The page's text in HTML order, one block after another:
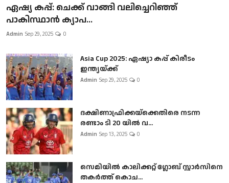
ഏഷ്യ കപ്പ്: ചെക്ക് വാങ്ങി വലിച്ചെറിഞ്ഞ്
പാകിസ്ഥാൻ ക്യാപ...
Admin Sep 29, 2025 0
Asia Cup 2025: ഏഷ്യാ കപ്പ് കിരീടം
ഇന്ത്യയ്ക്ക്
Admin Sep 29, 2025 0
ദക്ഷിണാഫ്രിക്കയ്‌ക്കെതിരെ നടന്ന
രണ്ടാം ടി 20 യിൽ വ...
Admin Sep 13, 2025 0
സെമിയിൽ കാലിക്കറ്റ് ഗ്ലോബ് സ്റ്റാർസിനെ
തകർത്ത് കൊച...